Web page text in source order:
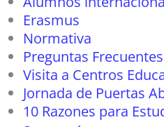
Erasmus
Normativa
Preguntas
Visita a Centros
Jornada de Puertas
10 Razones para